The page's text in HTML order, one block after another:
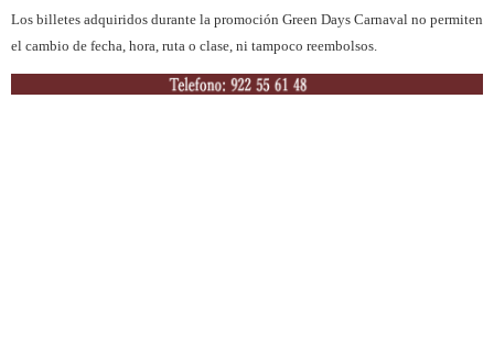
Los billetes adquiridos durante la promoción Green Days Carnaval no permiten
el cambio de fecha, hora, ruta o clase, ni tampoco reembolsos.